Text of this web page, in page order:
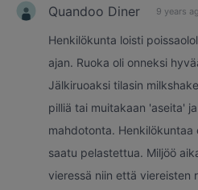
Quandoo Diner 9 years
Henkilökunta loisti
ajan. Ruoka oli onneksi
Jälkiruoaksi tilasin
pilliä tai muitakaan 'aseita'
mahdotonta.
saatu pelastettua. Miljöö
vieressä niin että viereisten